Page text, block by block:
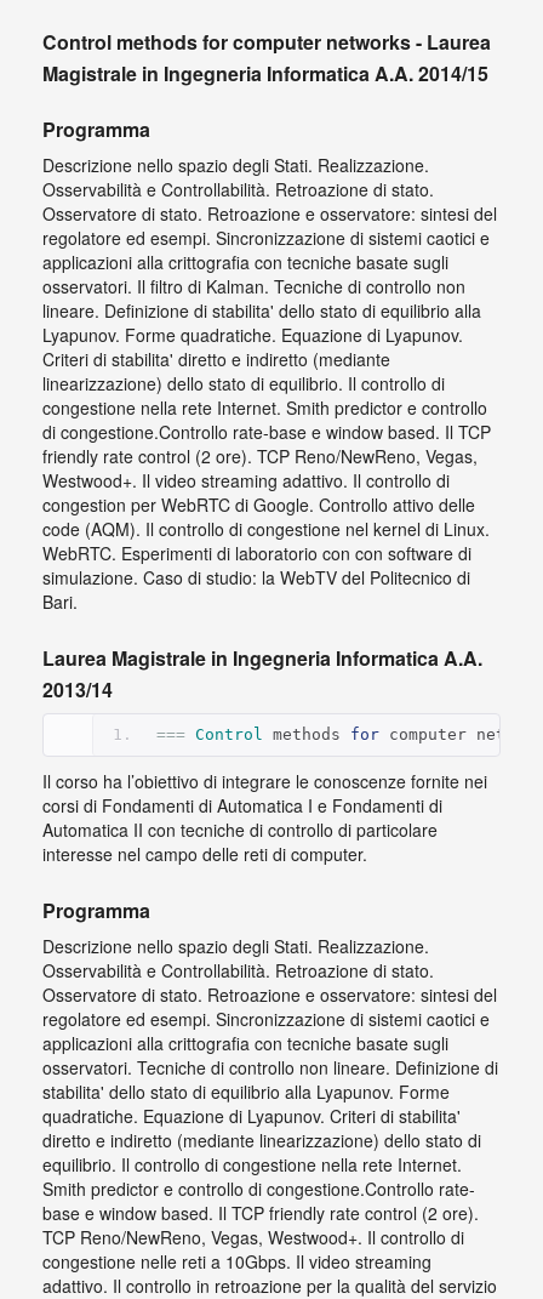
Control methods for computer networks - Laurea
Magistrale in Ingegneria Informatica A.A. 2014/15
Programma
Descrizione nello spazio degli Stati. Realizzazione.
Osservabilità e Controllabilità. Retroazione di stato.
Osservatore di stato. Retroazione e osservatore: sintesi del
regolatore ed esempi. Sincronizzazione di sistemi caotici e
applicazioni alla crittografia con tecniche basate sugli
osservatori. Il filtro di Kalman. Tecniche di controllo non
lineare. Definizione di stabilita' dello stato di equilibrio alla
Lyapunov. Forme quadratiche. Equazione di Lyapunov.
Criteri di stabilita' diretto e indiretto (mediante
linearizzazione) dello stato di equilibrio. Il controllo di
congestione nella rete Internet. Smith predictor e controllo
di congestione.Controllo rate-base e window based. Il TCP
friendly rate control (2 ore). TCP Reno/NewReno, Vegas,
Westwood+. Il video streaming adattivo. Il controllo di
congestion per WebRTC di Google. Controllo attivo delle
code (AQM). Il controllo di congestione nel kernel di Linux.
WebRTC. Esperimenti di laboratorio con con software di
simulazione. Caso di studio: la WebTV del Politecnico di
Bari.
Laurea Magistrale in Ingegneria Informatica A.A.
2013/14
=== Control methods for computer
Il corso ha l’obiettivo di integrare le conoscenze fornite nei
corsi di Fondamenti di Automatica I e Fondamenti di
Automatica II con tecniche di controllo di particolare
interesse nel campo delle reti di computer.
Programma
Descrizione nello spazio degli Stati. Realizzazione.
Osservabilità e Controllabilità. Retroazione di stato.
Osservatore di stato. Retroazione e osservatore: sintesi del
regolatore ed esempi. Sincronizzazione di sistemi caotici e
applicazioni alla crittografia con tecniche basate sugli
osservatori. Tecniche di controllo non lineare. Definizione di
stabilita' dello stato di equilibrio alla Lyapunov. Forme
quadratiche. Equazione di Lyapunov. Criteri di stabilita'
diretto e indiretto (mediante linearizzazione) dello stato di
equilibrio. Il controllo di congestione nella rete Internet.
Smith predictor e controllo di congestione.Controllo rate-
base e window based. Il TCP friendly rate control (2 ore).
TCP Reno/NewReno, Vegas, Westwood+. Il controllo di
congestione nelle reti a 10Gbps. Il video streaming
adattivo. Il controllo in retroazione per la qualità del servizio